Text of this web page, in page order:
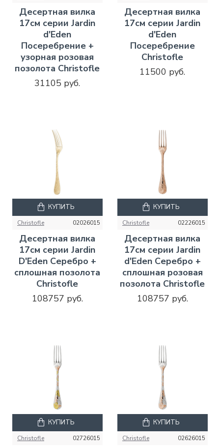
Десертная вилка
17см серии Jardin
d'Eden
Посеребрение +
узорная розовая
позолота Christofle
31105 руб.
Десертная вилка
17см серии Jardin
d'Eden
Посеребрение
Christofle
11500 руб.
Christofle 02026015
Десертная вилка
17см серии Jardin
D'Eden Серебро +
сплошная позолота
Christofle
108757 руб.
КУПИТЬ
Christofle 02226015
Десертная вилка
17см серии Jardin
d'Eden Серебро +
сплошная розовая
позолота Christofle
108757 руб.
КУПИТЬ
Christofle 02726015
КУПИТЬ
Christofle 02626015
КУПИТЬ